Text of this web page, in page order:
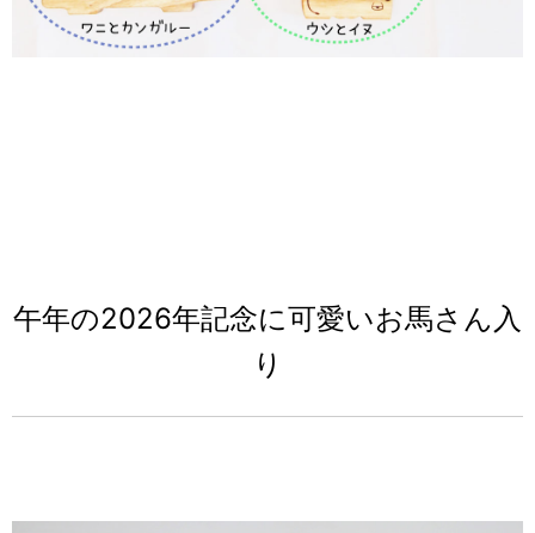
午年の2026年記念に可愛いお馬さん入
り